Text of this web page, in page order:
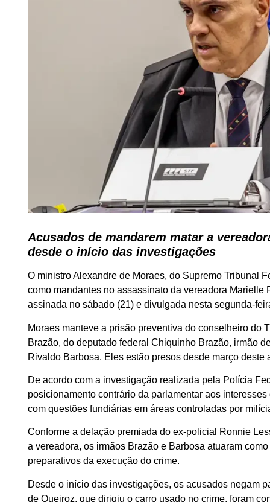
Acusados de mandarem matar a
desde o início das investigações
O ministro Alexandre de Moraes, do Supremo Tribunal
como mandantes no assassinato da vereadora Marielle
assinada no sábado (21) e divulgada nesta segunda-
Moraes manteve a prisão preventiva do conselheiro
Brazão, do deputado federal Chiquinho Brazão, irmão
Rivaldo Barbosa. Eles estão presos desde março deste
De acordo com a investigação realizada pela Polícia
posicionamento contrário da parlamentar aos
com questões fundiárias em áreas controladas por
Conforme a delação premiada do ex-policial Ronnie
a vereadora, os irmãos Brazão e Barbosa atuaram
preparativos da execução do crime.
Desde o início das investigações, os acusados negam
de Queiroz, que dirigiu o carro usado no crime, foram